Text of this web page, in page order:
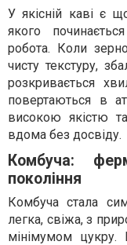
У якісній каві є
якого
робота. Коли
чисту текстуру,
розкривається
повертаються в
високою якістю
вдома без досвіду.
Комбуча:
покоління
Комбуча стала
легка, свіжа, з
мінімумом цукру.